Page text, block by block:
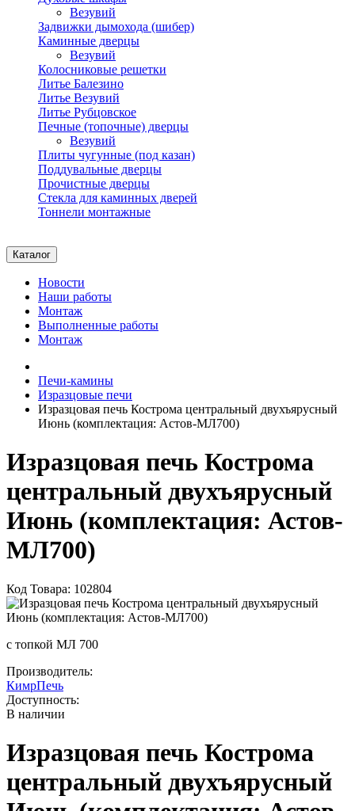
Везувий
Задвижки дымохода (шибер)
Каминные дверцы
Везувий
Колосниковые решетки
Литье Балезино
Литье Везувий
Литье Рубцовское
Печные (топочные) дверцы
Везувий
Плиты чугунные (под казан)
Поддувальные дверцы
Прочистные дверцы
Стекла для каминных дверей
Тоннели монтажные
Каталог
Новости
Наши работы
Монтаж
Выполненные работы
Монтаж
Печи-камины
Изразцовые печи
Изразцовая печь Кострома центральный двухъярусный
Июнь (комплектация: Астов-МЛ700)
Изразцовая печь Кострома
центральный двухъярусный
Июнь (комплектация: Астов-
МЛ700)
Код Товара: 102804
с топкой МЛ 700
Производитель:
КимрПечь
Доступность:
В наличии
Изразцовая печь Кострома
центральный двухъярусный